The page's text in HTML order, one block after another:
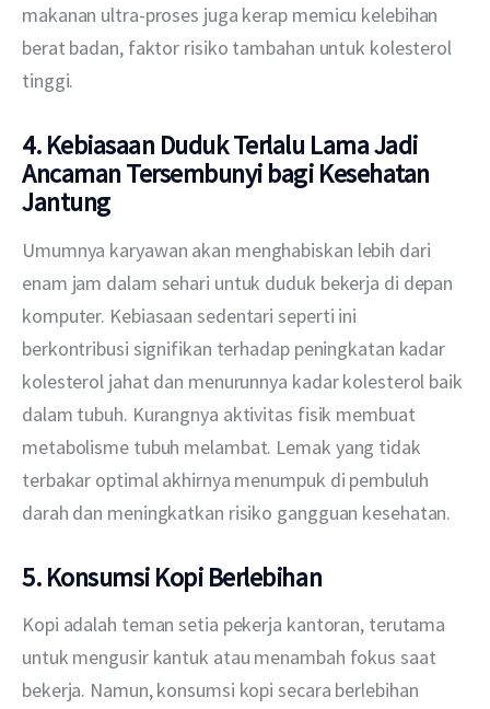
makanan ultra-proses juga kerap memicu kelebihan
berat badan, faktor risiko tambahan untuk kolesterol
tinggi.
4. Kebiasaan Duduk Terlalu Lama Jadi
Ancaman Tersembunyi bagi Kesehatan
Jantung
Umumnya karyawan akan menghabiskan lebih dari
enam jam dalam sehari untuk duduk bekerja di depan
komputer. Kebiasaan sedentari seperti ini
berkontribusi signifikan terhadap peningkatan kadar
kolesterol jahat dan menurunnya kadar kolesterol baik
dalam tubuh. Kurangnya aktivitas fisik membuat
metabolisme tubuh melambat. Lemak yang tidak
terbakar optimal akhirnya menumpuk di pembuluh
darah dan meningkatkan risiko gangguan kesehatan.
5. Konsumsi Kopi Berlebihan
Kopi adalah teman setia pekerja kantoran, terutama
untuk mengusir kantuk atau menambah fokus saat
bekerja. Namun, konsumsi kopi secara berlebihan